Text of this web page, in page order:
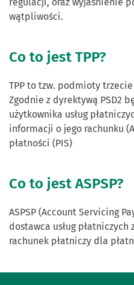
regulacji, oraz wyjaśnienie
wątpliwości.
Co to jest TPP?
TPP to tzw. podmioty
Zgodnie z dyrektywą PSD2
użytkownika usług
informacji o jego rachunku
płatności (PIS)
Co to jest ASPSP?
ASPSP (Account Servicing
dostawca usług
rachunek płatniczy dla